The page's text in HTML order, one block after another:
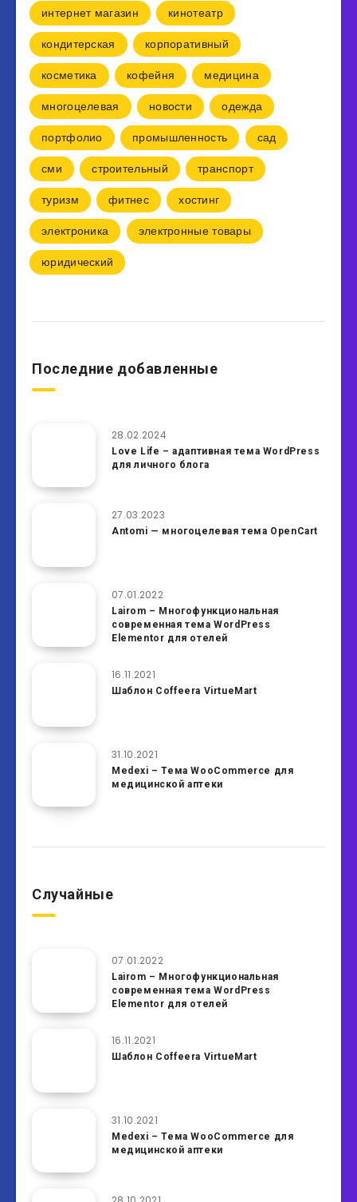
интернет магазин
кинотеатр
кондитерская
корпоративный
косметика
кофейня
медицина
многоцелевая
новости
одежда
портфолио
промышленность
сад
сми
строительный
транспорт
туризм
фитнес
хостинг
электроника
электронные товары
юридический
Последние добавленные
28.02.2024
Love Life – адаптивная тема WordPress
для личного блога
27.03.2023
Antomi — многоцелевая тема OpenCart
07.01.2022
Lairom – Многофункциональная
современная тема WordPress
Elementor для отелей
16.11.2021
Шаблон Coffeera VirtueMart
31.10.2021
Medexi – Тема WooCommerce для
медицинской аптеки
Случайные
07.01.2022
Lairom – Многофункциональная
современная тема WordPress
Elementor для отелей
16.11.2021
Шаблон Coffeera VirtueMart
31.10.2021
Medexi – Тема WooCommerce для
медицинской аптеки